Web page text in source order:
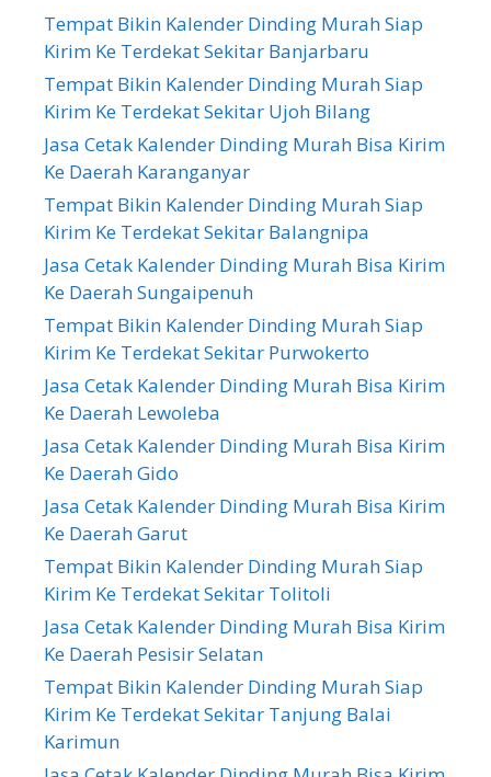
Tempat Bikin Kalender Dinding Murah Siap
Kirim Ke Terdekat Sekitar Banjarbaru
Tempat Bikin Kalender Dinding Murah Siap
Kirim Ke Terdekat Sekitar Ujoh Bilang
Jasa Cetak Kalender Dinding Murah Bisa Kirim
Ke Daerah Karanganyar
Tempat Bikin Kalender Dinding Murah Siap
Kirim Ke Terdekat Sekitar Balangnipa
Jasa Cetak Kalender Dinding Murah Bisa Kirim
Ke Daerah Sungaipenuh
Tempat Bikin Kalender Dinding Murah Siap
Kirim Ke Terdekat Sekitar Purwokerto
Jasa Cetak Kalender Dinding Murah Bisa Kirim
Ke Daerah Lewoleba
Jasa Cetak Kalender Dinding Murah Bisa Kirim
Ke Daerah Gido
Jasa Cetak Kalender Dinding Murah Bisa Kirim
Ke Daerah Garut
Tempat Bikin Kalender Dinding Murah Siap
Kirim Ke Terdekat Sekitar Tolitoli
Jasa Cetak Kalender Dinding Murah Bisa Kirim
Ke Daerah Pesisir Selatan
Tempat Bikin Kalender Dinding Murah Siap
Kirim Ke Terdekat Sekitar Tanjung Balai
Karimun